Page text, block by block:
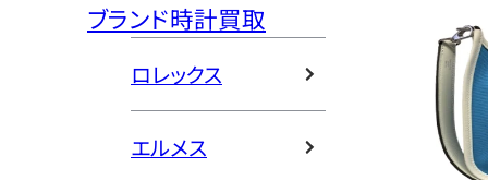
ブランド時計買取
ロレックス
エルメス